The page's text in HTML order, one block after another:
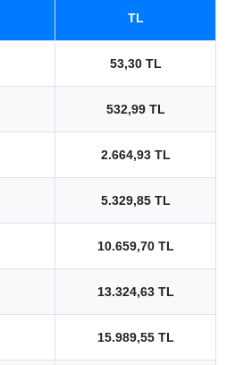
TL
53,30 TL
532,99 TL
2.664,93 TL
5.329,85 TL
10.659,70 TL
13.324,63 TL
15.989,55 TL